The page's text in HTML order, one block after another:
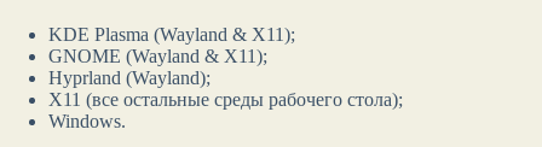
KDE Plasma (Wayland & X11);
GNOME (Wayland & X11);
Hyprland (Wayland);
X11 (все остальные среды рабочего стола);
Windows.